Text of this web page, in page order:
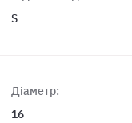
S
Діаметр:
16